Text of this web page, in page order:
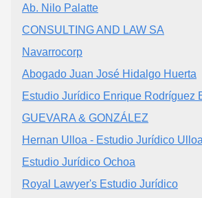
Ab. Nilo Palatte
CONSULTING AND LAW SA
Navarrocorp
Abogado Juan José Hidalgo Huerta
Estudio Jurídico Enrique Rodríguez
GUEVARA & GONZÁLEZ
Hernan Ulloa - Estudio Jurídico
Estudio Jurídico Ochoa
Royal Lawyer's Estudio Jurídico